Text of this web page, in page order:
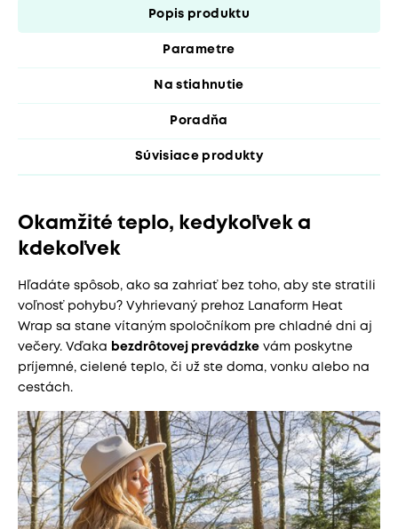
Popis produktu
Parametre
Na stiahnutie
Poradňa
Súvisiace produkty
Okamžité teplo, kedykoľvek a
kdekoľvek
Hľadáte spôsob, ako sa zahriať bez toho, aby ste stratili
voľnosť pohybu? Vyhrievaný prehoz Lanaform Heat
Wrap sa stane vítaným spoločníkom pre chladné dni aj
večery. Vďaka
bezdrôtovej prevádzke vám poskytne
príjemné, cielené teplo, či už ste doma, vonku alebo na
cestách.